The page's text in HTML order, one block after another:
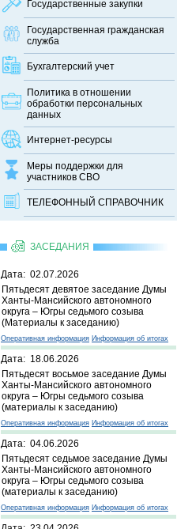
Государственные закупки
Государственная гражданская
служба
Бухгалтерский учет
Политика в отношении
обработки персональных
данных
Интернет-ресурсы
Меры поддержки для
участников СВО
ТЕЛЕФОННЫЙ CПРАВОЧНИК
ЗАСЕДАНИЯ
Дата: 02.07.2026
Пятьдесят девятое заседание Думы
Ханты-Мансийского автономного
округа – Югры седьмого созыва
(Материалы к заседанию)
Оперативная информация Информация об итогах
Дата: 18.06.2026
Пятьдесят восьмое заседание Думы
Ханты-Мансийского автономного
округа – Югры седьмого созыва
(материалы к заседанию)
Оперативная информация Информация об итогах
Дата: 04.06.2026
Пятьдесят седьмое заседание Думы
Ханты-Мансийского автономного
округа – Югры седьмого созыва
(материалы к заседанию)
Оперативная информация Информация об итогах